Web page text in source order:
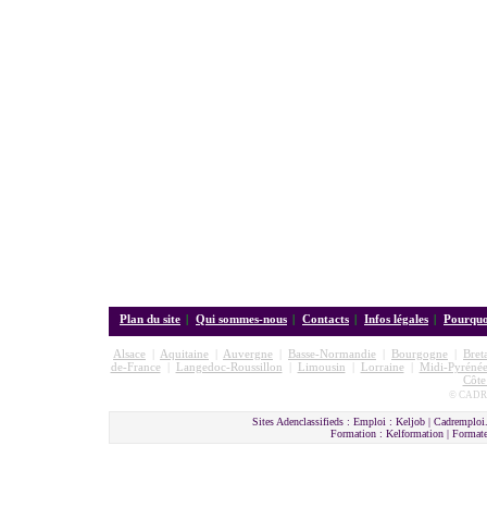
Plan du site | Qui sommes-nous | Contacts | Infos légales |
Alsace Aquitaine Auvergne Basse-Normandie Bourgogne
de-France| Langedoc-Roussillon Limousin Lorraine|
Midi-
©
Sites Adenclassifieds : Emploi : Keljob |
Formation : Kelformation |